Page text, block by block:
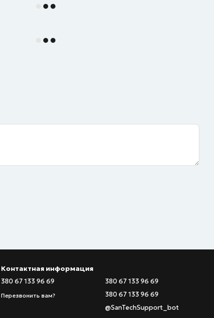
Контактная информация
380 67 133 96 69
Перезвонить вам?
380 67 133 96 69
380 67 133 96 69
@SanTechSupport_bot